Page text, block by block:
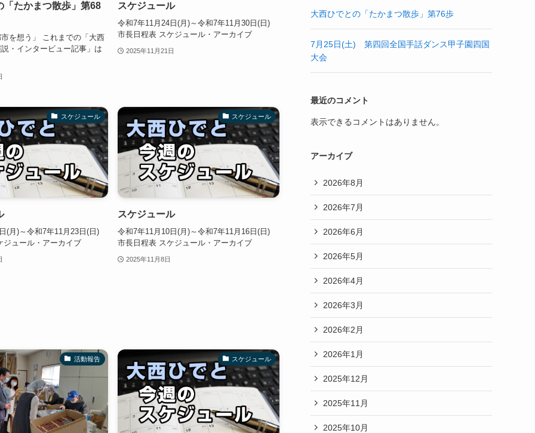
「たかまつ散歩」第68
を想う」 これまでの「大西
・インタービュー記事」は
スケジュール
令和7年11月24日(月)～令和7年11月30日(日)
市長日程表 スケジュール・アーカイブ
2025年11月21日
スケジュール
(月)～令和7年11月23日(日)
ジュール・アーカイブ
スケジュール
スケジュール
令和7年11月10日(月)～令和7年11月16日(日)
市長日程表 スケジュール・アーカイブ
2025年11月8日
活動報告 スケジュール
大西ひでとの「たかまつ散歩」第76歩
7月25日(土) 第四回全国手話ダンス甲子園四国
大会
最近のコメント
表示できるコメントはありません。
アーカイブ
2026年8月
2026年7月
2026年6月
2026年5月
2026年4月
2026年3月
2026年2月
2026年1月
2025年12月
2025年11月
2025年10月